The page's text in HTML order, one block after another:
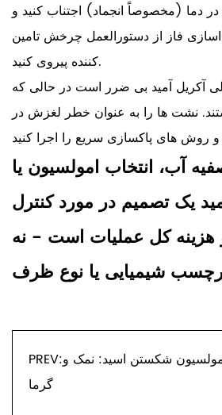
دما (مخصوصاً انجماد) اجتناب کنید و
فاز از دستورالعمل چرخش تامین
کننده پیروی کنید.
آکریل آمید بی ضرر است در حالی که
نشت ها را به عنوان خطر لغزش در
آب، انتخاب امولسیون یا
یک تصمیم در مورد کنترل
هزینه کل عملیات است - نه
شیمیایی یا نوع ظرف
PREV:پلیمر کاتیونی برای امولسیون شکستن اسید: نمک و
گرما